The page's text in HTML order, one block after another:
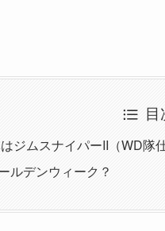
目
ジムスナイパーII（WD隊
ルデンウィーク？